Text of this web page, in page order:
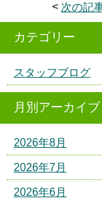
< 次の記
カテゴリー
スタッフブログ
月別アーカイブ
2026年8月
2026年7月
2026年6月